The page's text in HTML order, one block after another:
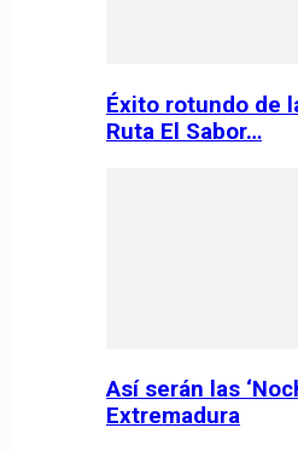
Éxito rotundo de
Ruta El Sabor…
Así serán las
Extremadura